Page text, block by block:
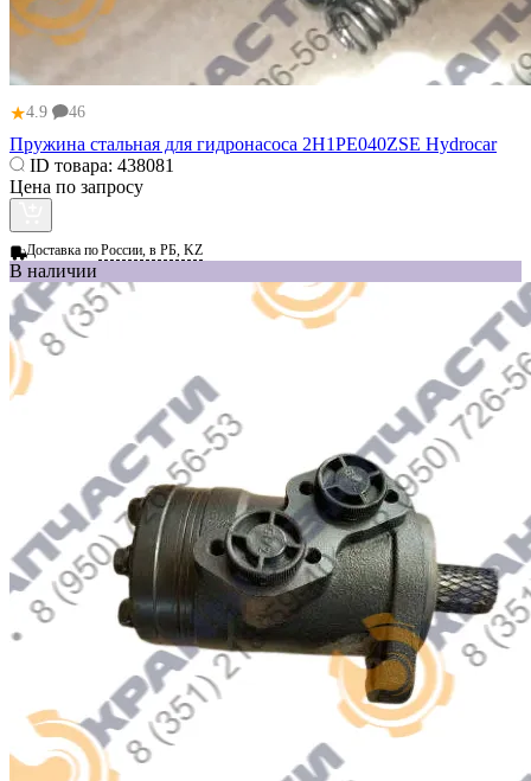
★4.9 46
Пружина стальная для гидронасоса 2H1PE040ZSE Hydrocar
ID товара: 438081
Цена по запросу
Доставка поРоссии, в РБ, KZ
В наличии